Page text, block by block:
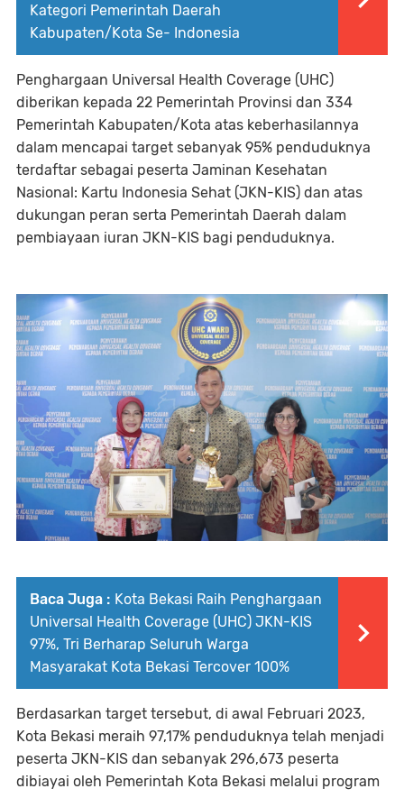
Kategori Pemerintah Daerah
Kabupaten/Kota Se- Indonesia
Penghargaan Universal Health Coverage (UHC)
diberikan kepada 22 Pemerintah Provinsi dan 334
Pemerintah Kabupaten/Kota atas keberhasilannya
dalam mencapai target sebanyak 95% penduduknya
terdaftar sebagai peserta Jaminan Kesehatan
Nasional: Kartu Indonesia Sehat (JKN-KIS) dan atas
dukungan peran serta Pemerintah Daerah dalam
pembiayaan iuran JKN-KIS bagi penduduknya.
Baca Juga : Kota Bekasi Raih Penghargaan
Universal Health Coverage (UHC) JKN-KIS
97%, Tri Berharap Seluruh Warga
Masyarakat Kota Bekasi Tercover 100%
Berdasarkan target tersebut, di awal Februari 2023,
Kota Bekasi meraih 97,17% penduduknya telah menjadi
peserta JKN-KIS dan sebanyak 296,673 peserta
dibiayai oleh Pemerintah Kota Bekasi melalui program